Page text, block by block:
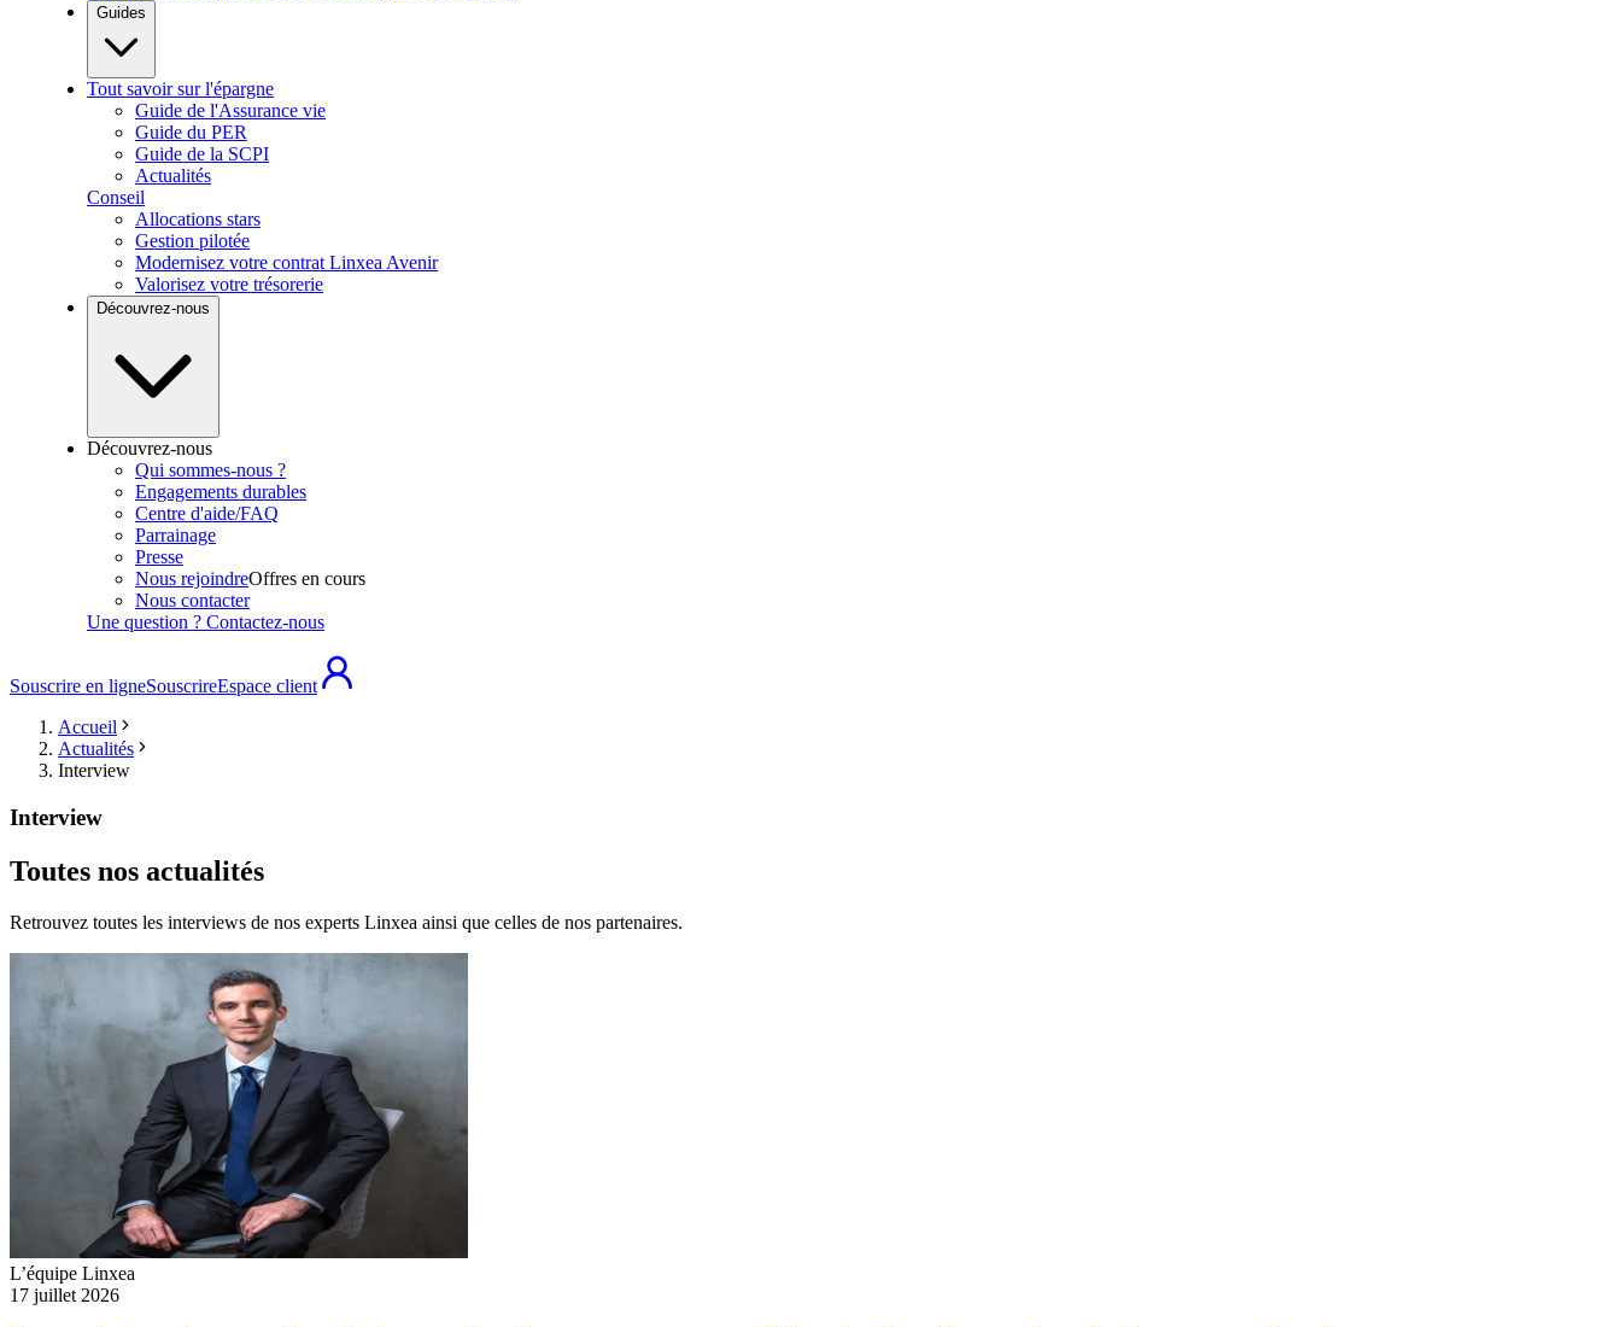
Guides
Tout savoir sur l'épargne
Guide de l'Assurance vie
Guide du PER
Guide de la SCPI
Actualités
Conseil
Allocations stars
Gestion pilotée
Modernisez votre contrat Linxea Avenir
Valorisez votre trésorerie
Découvrez-nous
Découvrez-nous
Qui sommes-nous ?
Engagements durables
Centre d'aide/FAQ
Parrainage
Presse
Nous rejoindreOffres en cours
Nous contacter
Une question ? Contactez-nous
Souscrire en ligneSouscrireEspace client
Accueil
Actualités
Interview
Interview
Toutes nos actualités
Retrouvez toutes les interviews de nos experts Linxea ainsi que celles de nos partenaires.
L’équipe Linxea
17 juillet 2026